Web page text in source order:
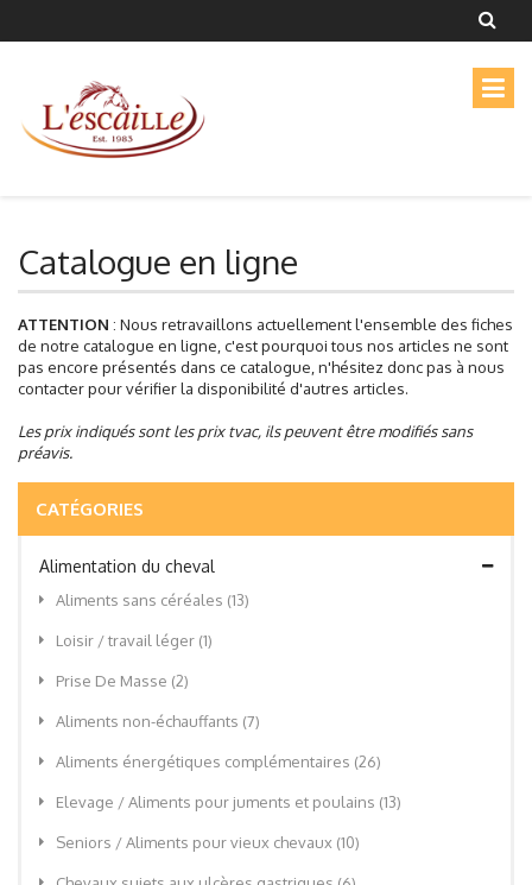
Catalogue en ligne
ATTENTION : Nous retravaillons actuellement l'ensemble des fiches
de notre catalogue en ligne, c'est pourquoi tous nos articles ne sont
pas encore présentés dans ce catalogue, n'hésitez donc pas à nous
contacter pour vérifier la disponibilité d'autres articles.
Les prix indiqués sont les prix tvac, ils peuvent être modifiés sans
préavis.
CATÉGORIES
Alimentation du cheval
Aliments sans céréales (13)
Loisir / travail léger (1)
Prise De Masse (2)
Aliments non-échauffants (7)
Aliments énergétiques complémentaires (26)
Elevage / Aliments pour juments et poulains (13)
Seniors / Aliments pour vieux chevaux (10)